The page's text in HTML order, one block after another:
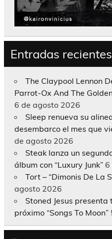
Entradas recientes
The Claypool Lennon
Parrot-Ox And The
6 de agosto 2026
Sleep renueva su
desembarco el mes que
de agosto 2026
Steak lanza un
álbum con “Luxury Junk” 6
Tort – “Dimonis De La
agosto 2026
Stoned Jesus
próximo “Songs To Moon”